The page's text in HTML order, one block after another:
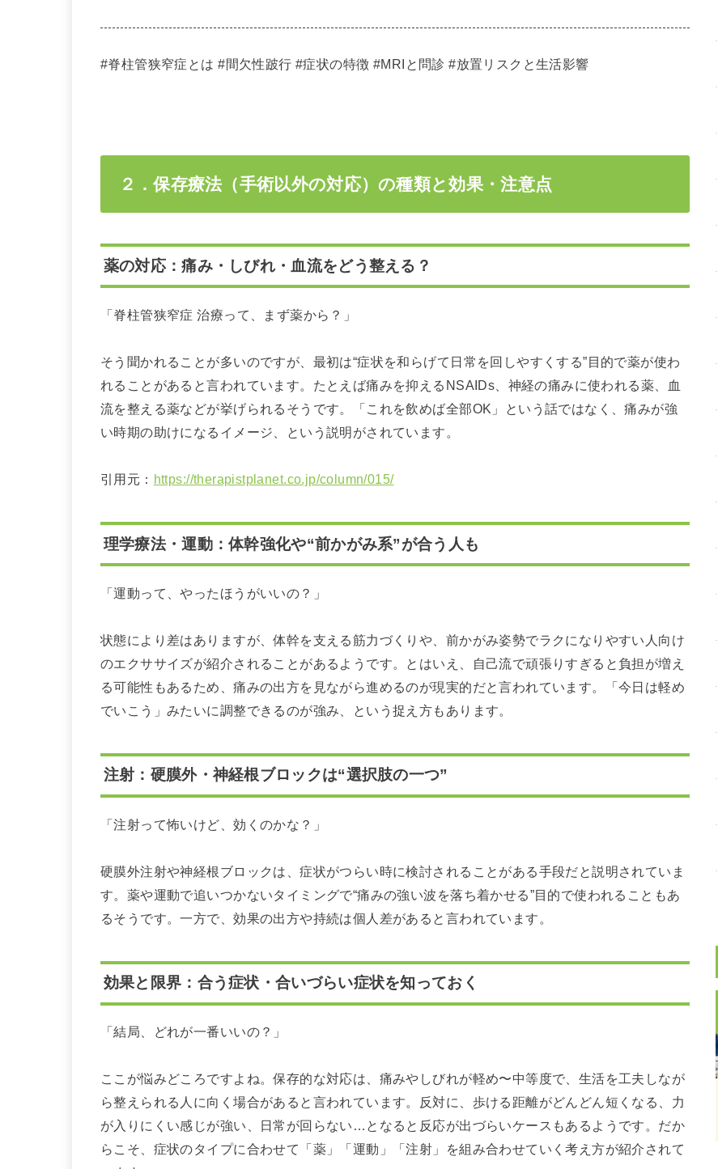
#脊柱管狭窄症とは #間欠性跛行 #症状の特徴 #MRIと問診 #放置リスクと生活影響
２．保存療法（手術以外の対応）の種類と効果・注意点
薬の対応：痛み・しびれ・血流をどう整える？
「脊柱管狭窄症 治療って、まず薬から？」
そう聞かれることが多いのですが、最初は“症状を和らげて日常を回しやすくする”目的で薬が使わ
れることがあると言われています。たとえば痛みを抑えるNSAIDs、神経の痛みに使われる薬、血
流を整える薬などが挙げられるそうです。「これを飲めば全部OK」という話ではなく、痛みが強
い時期の助けになるイメージ、という説明がされています。
引用元： https://therapistplanet.co.jp/column/015/
理学療法・運動：体幹強化や“前かがみ系”が合う人も
「運動って、やったほうがいいの？」
状態により差はありますが、体幹を支える筋力づくりや、前かがみ姿勢でラクになりやすい人向け
のエクササイズが紹介されることがあるようです。とはいえ、自己流で頑張りすぎると負担が増え
る可能性もあるため、痛みの出方を見ながら進めるのが現実的だと言われています。「今日は軽め
でいこう」みたいに調整できるのが強み、という捉え方もあります。
注射：硬膜外・神経根ブロックは“選択肢の一つ”
「注射って怖いけど、効くのかな？」
硬膜外注射や神経根ブロックは、症状がつらい時に検討されることがある手段だと説明されていま
す。薬や運動で追いつかないタイミングで“痛みの強い波を落ち着かせる”目的で使われることもあ
るそうです。一方で、効果の出方や持続は個人差があると言われています。
効果と限界：合う症状・合いづらい症状を知っておく
「結局、どれが一番いいの？」
ここが悩みどころですよね。保存的な対応は、痛みやしびれが軽め〜中等度で、生活を工夫しなが
ら整えられる人に向く場合があると言われています。反対に、歩ける距離がどんどん短くなる、力
が入りにくい感じが強い、日常が回らない…となると反応が出づらいケースもあるようです。だか
らこそ、症状のタイプに合わせて「薬」「運動」「注射」を組み合わせていく考え方が紹介されて